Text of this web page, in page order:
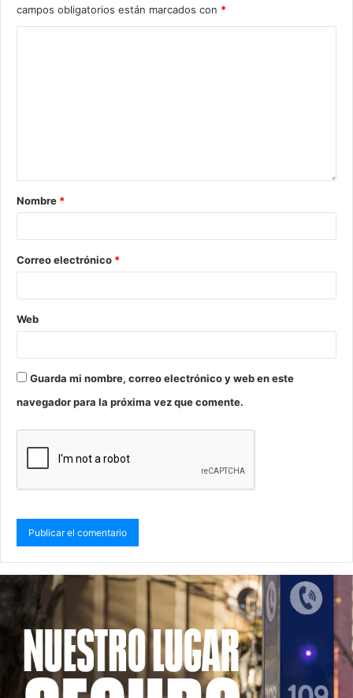
campos obligatorios están marcados con *
Nombre *
Correo electrónico *
Web
Guarda mi nombre, correo electrónico y web en este
navegador para la próxima vez que comente.